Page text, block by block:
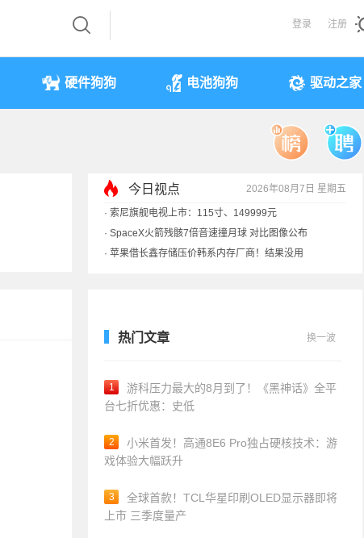
登录 注册
硬件狗狗 电池狗狗 驱动之家
今日视点 2026年08月7日 星期五
· 索尼旗舰电视上市：115寸、149999元
· SpaceX火箭残骸7倍音速撞月球 对比图像公布
· 苹果借长鑫存储压价韩系内存厂商！结果没用
热门文章 换一波
1
游科压力最大的8月到了！《黑神话》全平
台七折优惠：史低
2
小米首发！高通8E6 Pro独占硬核技术：游
戏体验大幅跃升
3
全球首款！TCL华星印刷OLED显示器即将
上市 三季度量产